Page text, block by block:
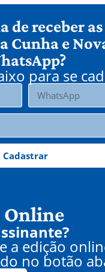
de receber as
Cunha e
para se
Cadastrar
Online
a edição
no botão